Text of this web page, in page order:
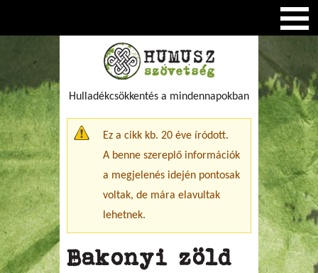
Hulladékcsökkentés a mindennapokban
Figyelmeztető üzenet
Ez a cikk kb. 20 éve íródott.
A benne szereplő információk
a megjelenés idején pontosak
voltak, de mára elavultak
lehetnek.
Bakonyi zöld